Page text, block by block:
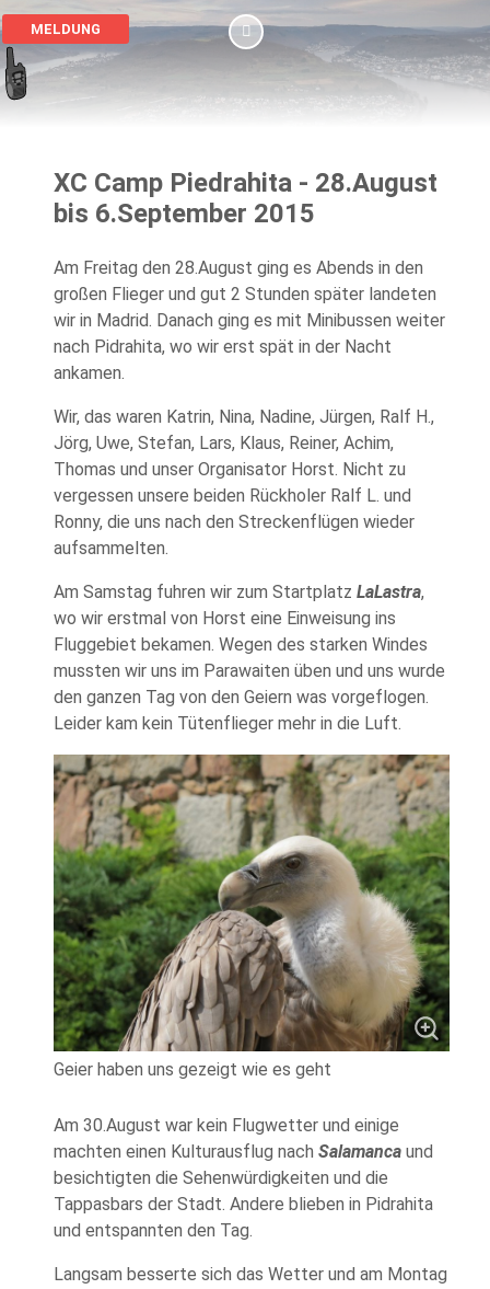
MELDUNG
XC Camp Piedrahita - 28.August
bis 6.September 2015
Am Freitag den 28.August ging es Abends in den
großen Flieger und gut 2 Stunden später landeten
wir in Madrid. Danach ging es mit Minibussen weiter
nach Pidrahita, wo wir erst spät in der Nacht
ankamen.
Wir, das waren Katrin, Nina, Nadine, Jürgen, Ralf H.,
Jörg, Uwe, Stefan, Lars, Klaus, Reiner, Achim,
Thomas und unser Organisator Horst. Nicht zu
vergessen unsere beiden Rückholer Ralf L. und
Ronny, die uns nach den Streckenflügen wieder
aufsammelten.
Am Samstag fuhren wir zum Startplatz LaLastra,
wo wir erstmal von Horst eine Einweisung ins
Fluggebiet bekamen. Wegen des starken Windes
mussten wir uns im Parawaiten üben und uns wurde
den ganzen Tag von den Geiern was vorgeflogen.
Leider kam kein Tütenflieger mehr in die Luft.
Geier haben uns gezeigt wie es geht
Am 30.August war kein Flugwetter und einige
machten einen Kulturausflug nach Salamanca und
besichtigten die Sehenwürdigkeiten und die
Tappasbars der Stadt. Andere blieben in Pidrahita
und entspannten den Tag.
Langsam besserte sich das Wetter und am Montag